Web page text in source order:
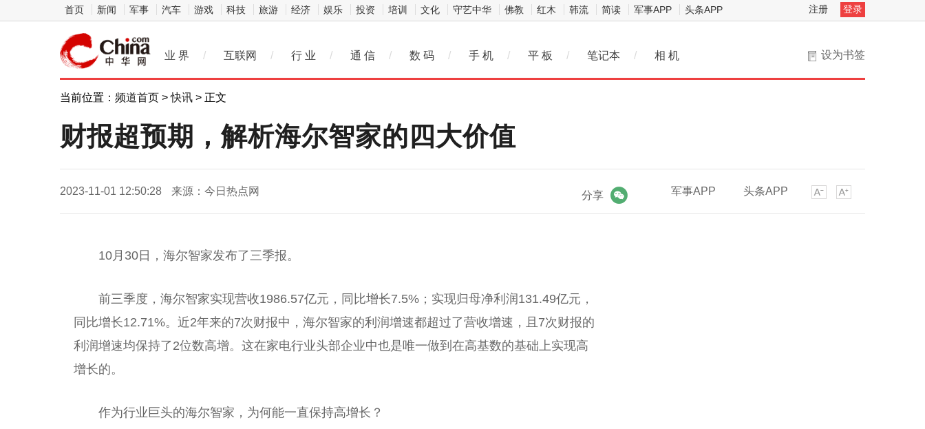
首页 新闻 军事 汽车 游戏 科技 旅游 经济 娱乐 投资 培训 文化 守艺中华 佛教 红木 韩流 简读 军事APP 头条APP 注册 登录
设为书签
业 界 / 互联网 / 行 业 / 通 信 / 数 码 / 手 机 / 平 板 / 笔记本 / 相 机
当前位置： 频道首页 >快讯 > 正文
财报超预期，解析海尔智家的四大价值
2023-11-01 12:50:28 来源：今日热点网 军事APP 头条APP
分享
10月30日，海尔智家发布了三季报。
前三季度，海尔智家实现营收1986.57亿元，同比增长7.5%；实现归母净利润131.49亿元，
同比增长12.71%。 近2年来的7次财报中，海尔智家的利润增速都超过了营收增速，且7次财报的
利润增速均保持了2位数高增。这在家电行业头部企业中也是唯一做到在高基数的基础上实现高
增长的。
作为行业巨头的海尔智家，为何能一直保持高增长？